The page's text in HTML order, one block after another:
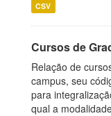
CSV
Cursos de
Relação de
campus, seu
para
qual a